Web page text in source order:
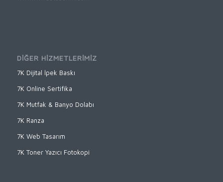
DİĞER HİZMETLERİMİZ
7K Dijital İpek Baskı
7K Online Sertifika
7K Mutfak & Banyo Dolabı
7K Ranza
7K Web Tasarım
7K Toner Yazıcı Fotokopi